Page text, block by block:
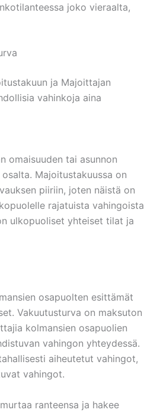
joko vieraalta,
ja Majoittajan
vahinkoja aina
omaisuuden tai asunnon
Majoitustakuussa on
piiriin, joten näistä on
rajatuista vahingoista
ulkopuoliset yhteiset tilat ja
osapuolten esittämät
Vakuutusturva on maksuton
kolmansien osapuolien
vahingon yhteydessä.
aiheutetut vahingot,
vahingot.
ranteensa ja hakee